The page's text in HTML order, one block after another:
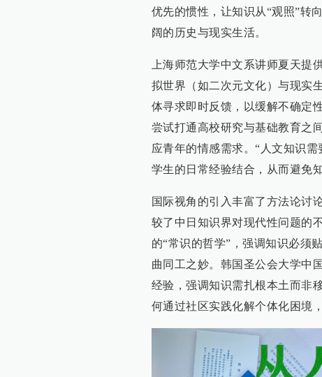
优先的惯性，让知识从“观照”转
阔的历史与现实生活。
上海师范大学中文系讲师夏天提
拟世界（如二次元文化）与现实
体寻求即时反馈，以缓解不确定
尝试打通高校研究与基础教育之
应青年的情感需求。“人文知识需
学生的日常经验结合，从而避免
国际视角的引入丰富了方法论讨
较了中日知识界对现代性问题的
的“常识的哲学”，强调知识必须
曲同工之妙。韩国圣公会大学中
经验，强调知识需扎根本土而非
何通过社区实践化解个体化困境